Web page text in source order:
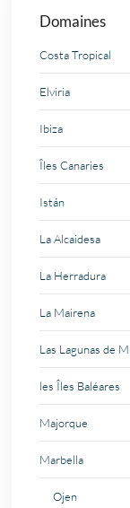
Domaines
Costa Tropical
Elviria
Ibiza
Îles Canaries
Istán
La Alcaidesa
La Herradura
La Mairena
Las Lagunas de
les Îles Baléares
Majorque
Marbella
Ojen